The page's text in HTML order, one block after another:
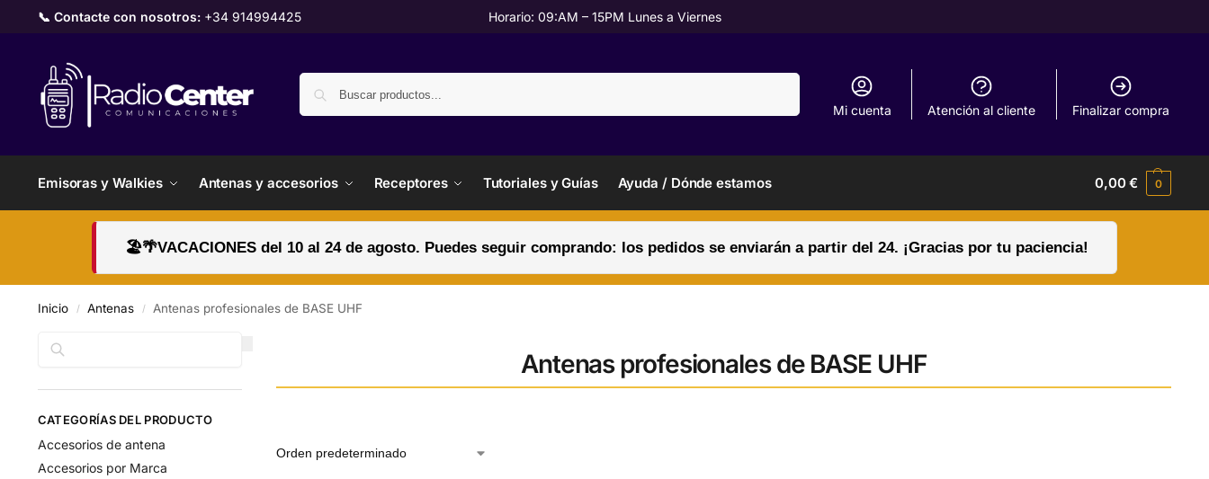
📞 Contacte con nosotros: +34 914994425 Horario: 09:AM – 15PM Lunes a Viernes
Mi cuenta Atención al cliente Finalizar compra
Emisoras y Walkies Antenas y accesorios Receptores Tutoriales y Guías Ayuda / Dónde estamos 0,00€ 0
🏖️🌴VACACIONES del 10 al 24 de agosto. Puedes seguir comprando: los pedidos se enviarán a partir del 24. ¡Gracias por tu paciencia!
Inicio / Antenas / Antenas profesionales de BASE UHF
Antenas profesionales de BASE UHF
CATEGORÍAS DEL PRODUCTO
Accesorios de antena
Accesorios por Marca